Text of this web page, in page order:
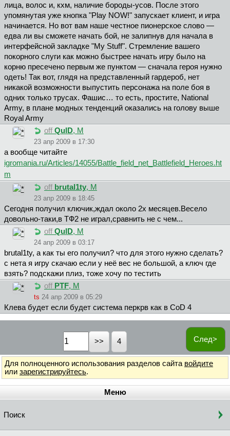
лица, волос и, кхм, наличие бороды-усов. После этого
упомянутая уже кнопка "Play NOW!" запускает клиент, и игра
начинается. Но вот вам наше честное пионерское слово —
едва ли вы сможете начать бой, не залипнув для начала в
интерфейсной закладке "My Stuff". Стремление вашего
покорного слуги как можно быстрее начать игру было на
корню пресечено первым же пунктом — сначала героя нужно
одеть! Так вот, глядя на представленный гардероб, нет
никакой возможности выпустить персонажа на поле боя в
одних только трусах. Фашис… то есть, простите, National
Army, в плане модных тенденций оказались на голову выше
Royal Army
off QulD, М
23 апр 2009 в 17:30
а вообще читайте
igromania.ru/Articles/14055/Battle_field_net_Battlefield_Heroes.ht
m
off brutal1ty, М
23 апр 2009 в 18:45
Сегодня получил ключик,ждал около 2х месяцев.Весело
довольно-таки,в ТФ2 не играл,сравнить не с чем...
off QulD, М
24 апр 2009 в 03:17
brutal1ty, а как ты его получил? что для этого нужно сделать?
с нета я игру скачаю если у неё вес не большой, а ключ где
взять? подскажи плиз, тоже хочу по тестить
off PTF, М
ts 24 апр 2009 в 05:29
Клева будет если будет система перкрв как в CoD 4
След>
4
Для полноценного использования разделов сайта войдите
или зарегистрируйтесь.
Меню
Поиск